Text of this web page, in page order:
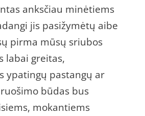
anksčiau minėtiems
jis pasižymėtų aibe
pirma mūsų sriubos
labai greitas,
ypatingų pastangų ar
būdas bus
mokantiems